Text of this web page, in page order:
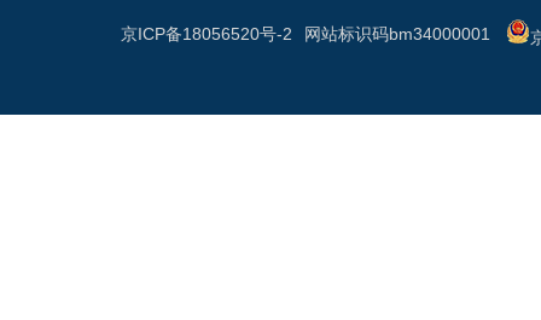
网站标识码bm34000001
京ICP备18056520号-2